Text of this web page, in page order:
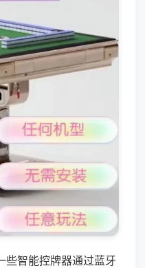
些智能控牌器通过蓝牙